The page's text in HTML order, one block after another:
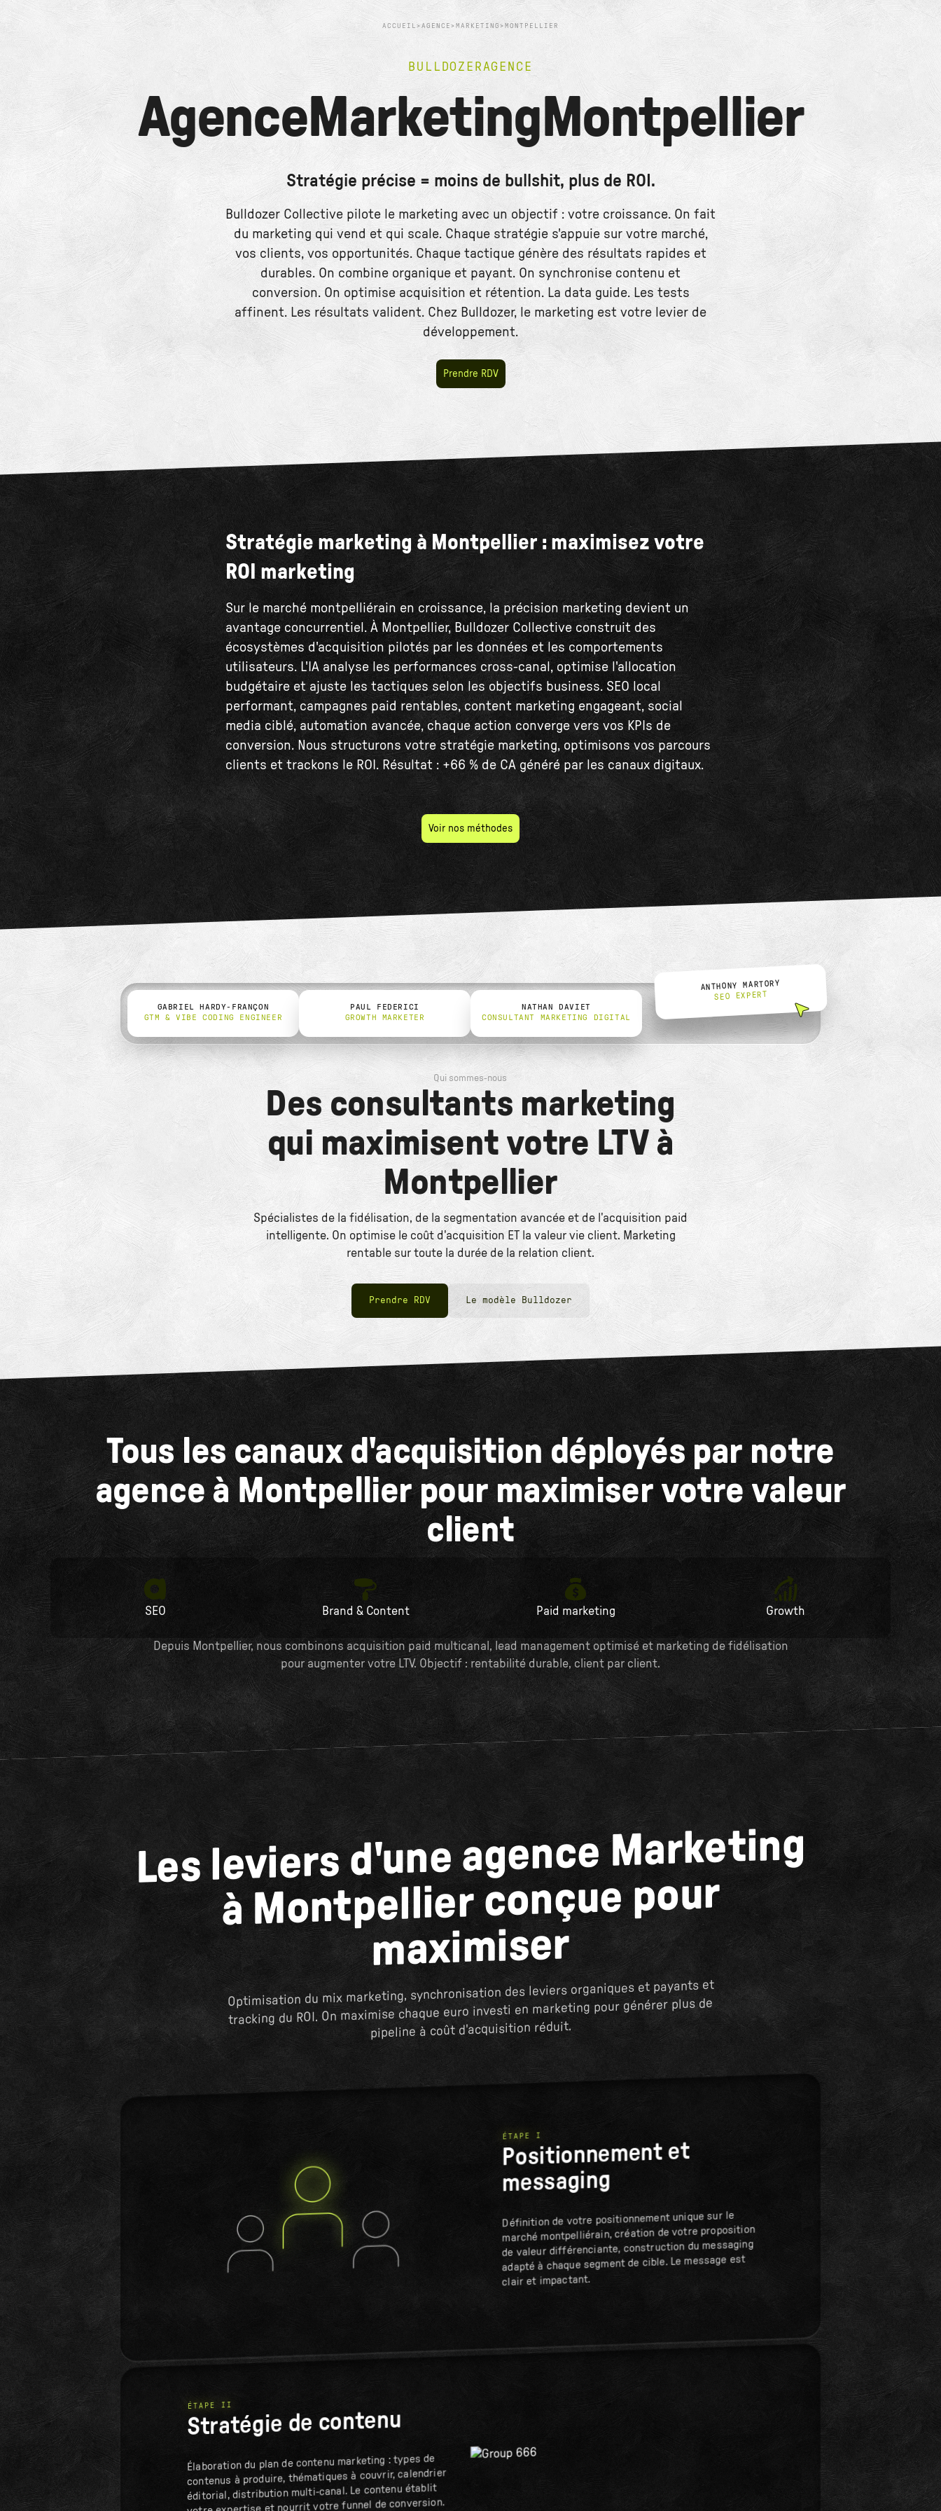
ACCUEIL > AGENCE > MARKETING > MONTPELLIER
BULLDOZERAGENCE
AgenceMarketingMontpellier
Stratégie précise = moins de bullshit, plus de ROI.
Bulldozer Collective pilote le marketing avec un objectif : votre croissance. On fait
du marketing qui vend et qui scale. Chaque stratégie s'appuie sur votre marché,
vos clients, vos opportunités. Chaque tactique génère des résultats rapides et
durables. On combine organique et payant. On synchronise contenu et
conversion. On optimise acquisition et rétention. La data guide. Les tests
affinent. Les résultats valident. Chez Bulldozer, le marketing est votre levier de
développement.
Prendre RDV
Stratégie marketing à Montpellier : maximisez votre
ROI marketing
Sur le marché montpelliérain en croissance, la précision marketing devient un
avantage concurrentiel. À Montpellier, Bulldozer Collective construit des
écosystèmes d'acquisition pilotés par les données et les comportements
utilisateurs. L'IA analyse les performances cross-canal, optimise l'allocation
budgétaire et ajuste les tactiques selon les objectifs business. SEO local
performant, campagnes paid rentables, content marketing engageant, social
media ciblé, automation avancée, chaque action converge vers vos KPIs de
conversion. Nous structurons votre stratégie marketing, optimisons vos parcours
clients et trackons le ROI. Résultat : +66 % de CA généré par les canaux digitaux.
Voir nos méthodes
GABRIEL HARDY-FRANÇON
GTM & VIBE CODING ENGINEER
PAUL FEDERICI
GROWTH MARKETER
NATHAN DAVIET
CONSULTANT MARKETING DIGITAL
ANTHONY MARTORY
SEO EXPERT
Qui sommes-nous
Des consultants marketing
qui maximisent votre LTV à
Montpellier
Spécialistes de la fidélisation, de la segmentation avancée et de l'acquisition paid
intelligente. On optimise le coût d'acquisition ET la valeur vie client. Marketing
rentable sur toute la durée de la relation client.
Prendre RDV Le modèle Bulldozer
Tous les canaux d'acquisition déployés par notre
agence à Montpellier pour maximiser votre valeur
client
SEO Brand & Content Paid marketing Growth
Depuis Montpellier, nous combinons acquisition paid multicanal, lead management optimisé et marketing de fidélisation
pour augmenter votre LTV. Objectif : rentabilité durable, client par client.
Les leviers d'une agence Marketing
à Montpellier conçue pour
maximiser
Optimisation du mix marketing, synchronisation des leviers organiques et payants et
tracking du ROI. On maximise chaque euro investi en marketing pour générer plus de
pipeline à coût d'acquisition réduit.
ÉTAPE I
Positionnement et
messaging
Définition de votre positionnement unique sur le
marché montpelliérain, création de votre proposition
de valeur différenciante, construction du messaging
adapté à chaque segment de cible. Le message est
clair et impactant.
ÉTAPE II
Stratégie de contenu
Élaboration du plan de contenu marketing : types de
contenus à produire, thématiques à couvrir, calendrier
éditorial, distribution multi-canal. Le contenu établit
votre expertise et nourrit votre funnel de conversion.